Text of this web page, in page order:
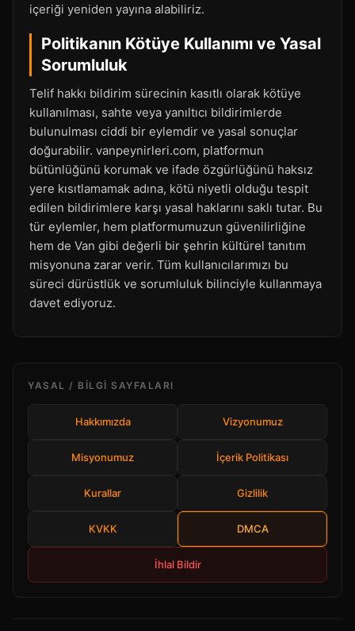
içeriği yeniden yayına alabiliriz.
Politikanın Kötüye Kullanımı ve Yasal
Sorumluluk
Telif hakkı bildirim sürecinin kasıtlı olarak kötüye
kullanılması, sahte veya yanıltıcı bildirimlerde
bulunulması ciddi bir eylemdir ve yasal sonuçlar
doğurabilir. vanpeynirleri.com, platformun
bütünlüğünü korumak ve ifade özgürlüğünü haksız
yere kısıtlamamak adına, kötü niyetli olduğu tespit
edilen bildirimlere karşı yasal haklarını saklı tutar. Bu
tür eylemler, hem platformumuzun güvenilirliğine
hem de Van gibi değerli bir şehrin kültürel tanıtım
misyonuna zarar verir. Tüm kullanıcılarımızı bu
süreci dürüstlük ve sorumluluk bilinciyle kullanmaya
davet ediyoruz.
YASAL / BILGI SAYFALARI
Hakkımızda Vizyonumuz
Misyonumuz İçerik Politikası
Kurallar Gizlilik
KVKK DMCA
İhlal Bildir